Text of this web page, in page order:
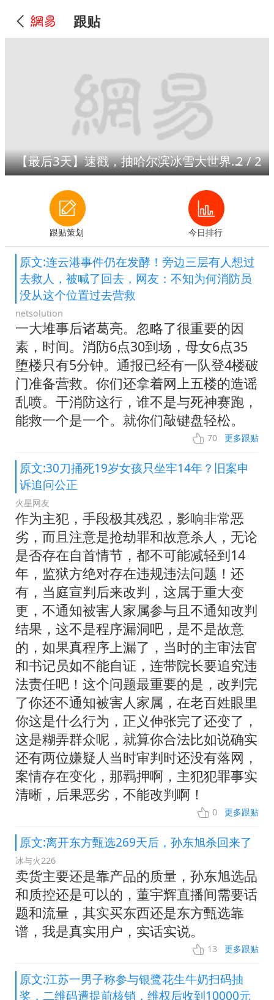
跟贴
【最后3天】速戳，抽哈尔滨冰雪大世界门票！ 1/2
跟贴策划 今日排行
原文:连云港事件仍在发酵！旁边三层有人想过
去救人，被喊了回去，网友：不知为何消防员
没从这个位置过去营救
netsolution
一大堆事后诸葛亮。忽略了很重要的因
素，时间。消防6点30到场，母女6点35
堕楼只有5分钟。通报已经有一队登4楼破
门准备营救。你们还拿着网上五楼的造谣
乱喷。干消防这行，谁不是与死神赛跑，
能救一个是一个。就你们敲键盘轻松。
70 更多跟贴
原文:30刀捅死19岁女孩只坐牢14年？旧案申
诉追问公正
火星网友
作为主犯，手段极其残忍，影响非常恶
劣，而且注意是抢劫罪和故意杀人，无论
是否存在自首情节，都不可能减轻到14
年，监狱方绝对存在违规违法问题！还
有，当庭宣判后来改判，这属于重大变
更，不通知被害人家属参与且不通知改判
结果，这不是程序漏洞吧，是不是故意
的，如果真程序上漏了，当时的主审法官
和书记员如不能自证，连带院长要追究违
法责任吧！这个问题最重要的是，改判完
了你还不通知被害人家属，在老百姓眼里
你这是什么行为，正义伸张完了还变了，
这是糊弄群众呢，就算你合法比如说确实
还有两位嫌疑人当时审判时还没有落网，
案情存在变化，那羁押啊，主犯犯罪事实
清晰，后果恶劣，不能改判啊！
0 更多跟贴
原文:离开东方甄选269天后，孙东旭杀回来了
冰与火226
卖货主要还是靠产品的质量，孙东旭选品
和质控还是可以的，董宇辉直播间需要话
题和流量，其实买东西还是东方甄选靠
谱，我是真实用户，实话实说。
13 更多跟贴
原文:江苏一男子称参与银鹭花生牛奶扫码抽
奖，二维码遭提前核销，维权后收到10000元